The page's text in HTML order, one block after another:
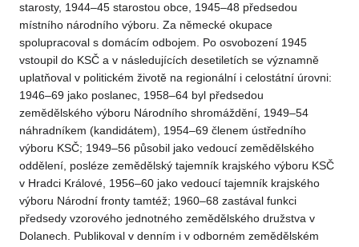
starosty, 1944–45 starostou obce, 1945–48 předsedou
místního národního výboru. Za německé okupace
spolupracoval s domácím odbojem. Po osvobození 1945
vstoupil do KSČ a v následujících desetiletích se významně
uplatňoval v politickém životě na regionální i celostátní úrovni:
1946–69 jako poslanec, 1958–64 byl předsedou
zemědělského výboru Národního shromáždění, 1949–54
náhradníkem (kandidátem), 1954–69 členem ústředního
výboru KSČ; 1949–56 působil jako vedoucí zemědělského
oddělení, posléze zemědělský tajemník krajského výboru KSČ
v Hradci Králové, 1956–60 jako vedoucí tajemník krajského
výboru Národní fronty tamtéž; 1960–68 zastával funkci
předsedy vzorového jednotného zemědělského družstva v
Dolanech. Publikoval v denním i v odborném zemědělském